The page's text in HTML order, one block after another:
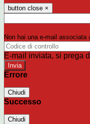
button close ×
Non hai una e-mail
E-mail inviata, si prega
Errore
Chiudi
Successo
Chiudi